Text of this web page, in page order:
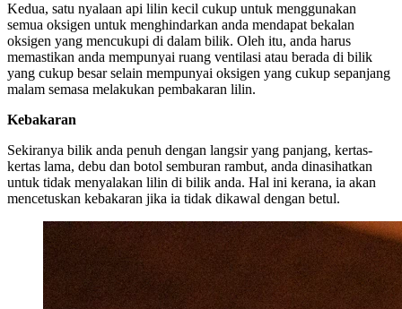
Kedua, satu nyalaan api lilin kecil cukup untuk menggunakan
semua oksigen untuk menghindarkan anda mendapat bekalan
oksigen yang mencukupi di dalam bilik. Oleh itu, anda harus
memastikan anda mempunyai ruang ventilasi atau berada di bilik
yang cukup besar selain mempunyai oksigen yang cukup sepanjang
malam semasa melakukan pembakaran lilin.
Kebakaran
Sekiranya bilik anda penuh dengan langsir yang panjang, kertas-
kertas lama, debu dan botol semburan rambut, anda dinasihatkan
untuk tidak menyalakan lilin di bilik anda. Hal ini kerana, ia akan
mencetuskan kebakaran jika ia tidak dikawal dengan betul.